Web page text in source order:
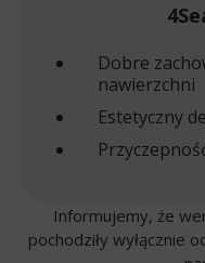
Dobre
nawierzchni
Estetyczny
Informujemy, że
pochodziły wyłącznie